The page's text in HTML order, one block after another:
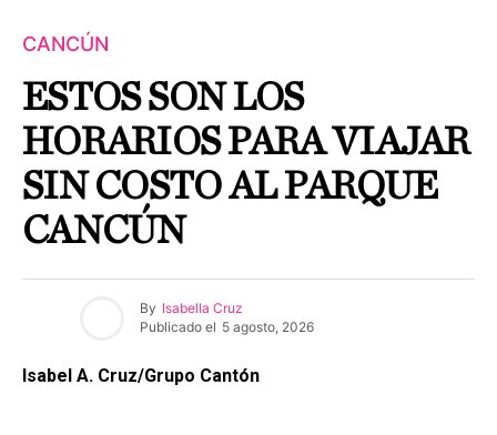
CANCÚN
ESTOS SON LOS
HORARIOS PARA VIAJAR
SIN COSTO AL PARQUE
CANCÚN
By Isabella Cruz
Publicado el 5 agosto, 2026
Isabel A. Cruz/Grupo Cantón